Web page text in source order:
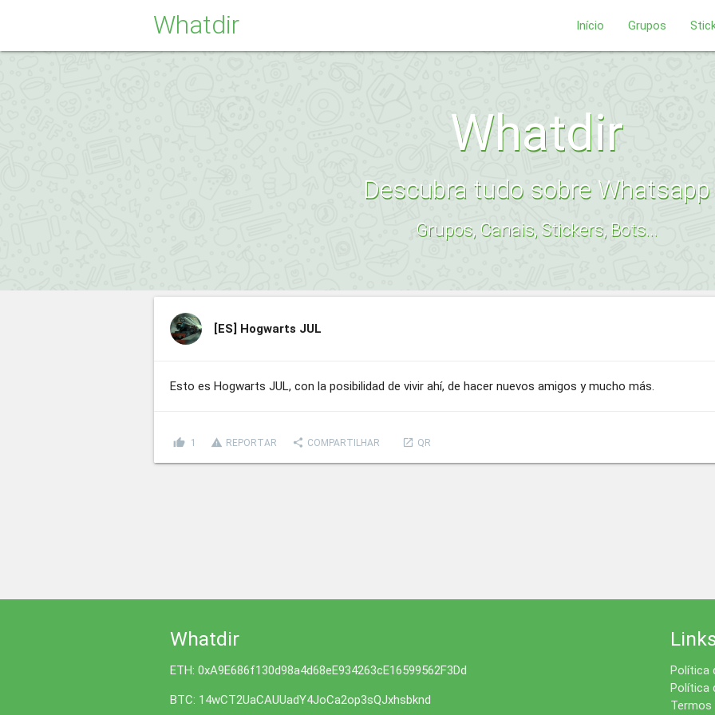
Whatdir Início Grupos
Whatdir
Descubra tudo sobre Whatsapp
Grupos, Canais, Stickers, Bots...
[ES] Hogwarts JUL
Esto es Hogwarts JUL, con la posibilidad de vivir ahí, de hacer nuevos amigos y mucho más.
thumb_up 1 report_problem REPORTAR share COMPARTILHAR launch QR
Whatdir
ETH: 0xA9E686f130d98a4d68eE934263cE16599562F3Dd
BTC: 14wCT2UaCAUUadY4JoCa2op3sQJxhsbknd
Política
Política
Termos